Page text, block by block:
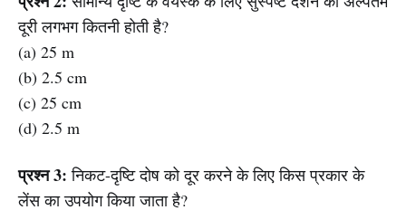
दूरी लगभग कितनी होती है?
(a) 25 m
(b) 2.5 cm
(c) 25 cm
(d) 2.5 m
प्रश्न 3: निकट-दृष्टि दोष को दूर करने के लिए किस प्रकार के
लेंस का उपयोग किया जाता है?